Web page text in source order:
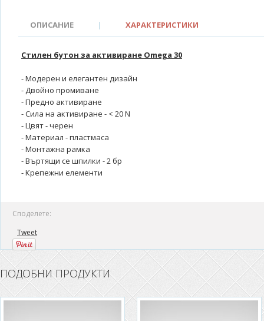
ОПИСАНИЕ | ХАРАКТЕРИСТИКИ
Стилен бутон за активиране Omega 30
- Модерен и елегантен дизайн
- Двойно промиване
- Предно активиране
- Сила на активиране - < 20 N
- Цвят - черен
- Материал - пластмаса
- Монтажна рамка
- Въртящи се шпилки - 2 бр
- Крепежни елементи
Споделете:
Tweet
ПОДОБНИ ПРОДУКТИ